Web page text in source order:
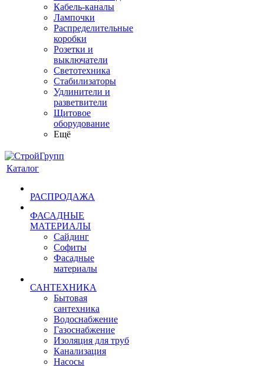
Кабель-каналы
Лампочки
Распределительные
коробки
Розетки и
выключатели
Светотехника
Стабилизаторы
Удлинители и
разветвители
Щитовое
оборудование
Ещё
Каталог
РАСПРОДАЖА
ФАСАДНЫЕ
МАТЕРИАЛЫ
Сайдинг
Софиты
Фасадные
материалы
САНТЕХНИКА
Бытовая
сантехника
Водоснабжение
Газоснабжение
Изоляция для труб
Канализация
Насосы